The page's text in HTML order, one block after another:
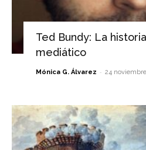
Ted Bundy: La
mediático
Mónica G. Álvarez - 24